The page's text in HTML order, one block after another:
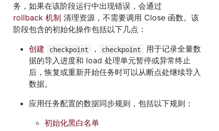
务，如果在该阶段运行中出现错误，会通过
rollback 机制 清理资源，不需要调用 Close 函数。该
阶段包含的初始化操作包括以下几点：
创建
checkpoint ， checkpoint
用于记录全量数
据的导入进度和 load 处理单元暂停或异常终止
后，恢复或重新开始任务时可以从断点处继续导入
数据。
应用任务配置的数据同步规则，包括以下规则：
初始化黑白名单